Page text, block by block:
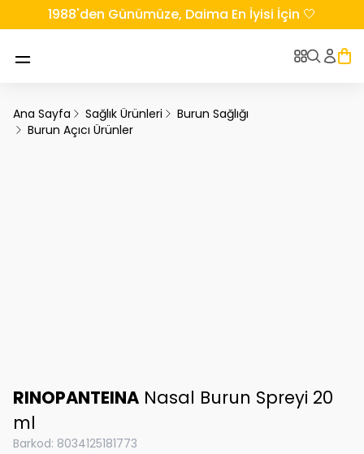
1988'den Günümüze, Daima En İyisi İçin 🤍
Ana Sayfa Sağlık Ürünleri
Burun Sağlığı
Burun Açıcı Ürünler
RINOPANTEINA Nasal Burun Spreyi 20
ml
Barkod: 8034125181773